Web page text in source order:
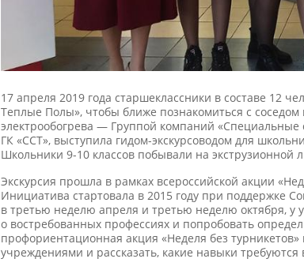
17 апреля 2019 года старшеклассники в составе 12
Теплые Полы», чтобы ближе познакомиться с
электрообогрева — Группой компаний
ГК «ССТ», выступила гидом-экскурсоводом для
Школьники 9-10 классов побывали на экструзионной
Экскурсия прошла в рамках всероссийской акции
Инициатива стартовала в 2015 году при поддержке
в третью неделю апреля и третью неделю октября, у
о востребованных профессиях и попробовать
профориентационная акция «Неделя без
учреждениями и рассказать, какие навыки